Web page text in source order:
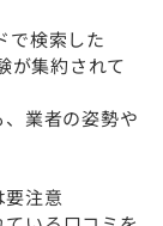
で検索した
が集約されて
業者の姿勢や
注意